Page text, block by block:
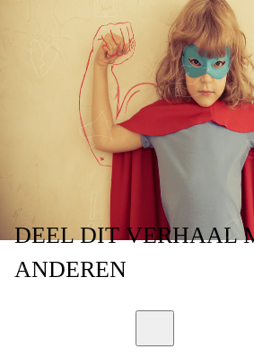
LUISTERT
VILLA
JONGEREN
DEELDIT VERHAAL
ANDEREN